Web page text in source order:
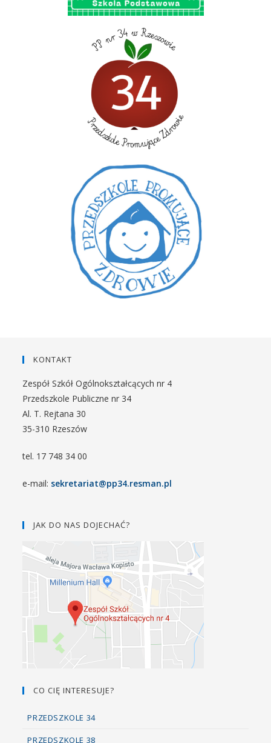
KONTAKT
Zespół Szkół Ogólnokształcących nr 4
Przedszkole Publiczne nr 34
Al. T. Rejtana 30
35-310 Rzeszów
tel. 17 748 34 00
e-mail: sekretariat@pp34.resman.pl
JAK DO NAS DOJECHAĆ?
CO CIĘ INTERESUJE?
PRZEDSZKOLE 34
PRZEDSZKOLE 38